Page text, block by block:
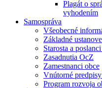
Plagát o
vyhodením
Samospráva
Všeobecné
Základné
Starosta a
Zasadnutia OcZ
Zamestnanci obce
Vnútorné
Program rozvoja